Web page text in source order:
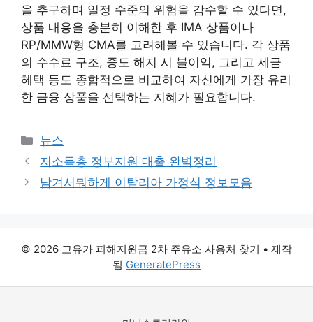
을 추구하며 일정 수준의 위험을 감수할 수 있다면,
상품 내용을 충분히 이해한 후 IMA 상품이나
RP/MMW형 CMA를 고려해볼 수 있습니다. 각 상품
의 수수료 구조, 중도 해지 시 불이익, 그리고 세금
혜택 등도 종합적으로 비교하여 자신에게 가장 유리
한 금융 상품을 선택하는 지혜가 필요합니다.
카
테
리
뉴스
저소득층 정부지원 대출 완벽정리
남겨서뭐하게 이탈리아 가정식 정보모음
© 2026 고유가 피해지원금 2차 주유소 사용처 찾기 • 제작
됨 GeneratePress